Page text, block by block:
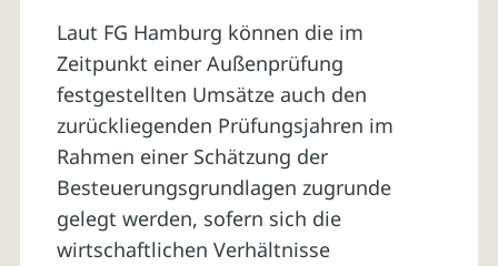
Laut FG Hamburg können die im
Zeitpunkt einer Außenprüfung
festgestellten Umsätze auch den
zurückliegenden Prüfungsjahren im
Rahmen einer Schätzung der
Besteuerungsgrundlagen zugrunde
gelegt werden, sofern sich die
wirtschaftlichen Verhältnisse